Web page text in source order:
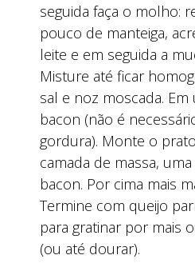
seguida faça o molho:
pouco de manteiga,
leite e em seguida a
Misture até ficar
sal e noz moscada.
bacon (não é
gordura). Monte o
camada de massa,
bacon. Por cima mais
Termine com queijo
para gratinar por mais
(ou até dourar).